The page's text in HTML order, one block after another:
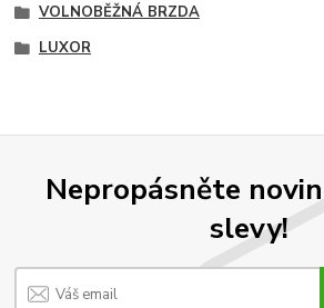
VOLNOBĚŽNÁ BRZDA
LUXOR
Nepropásněte
slevy!